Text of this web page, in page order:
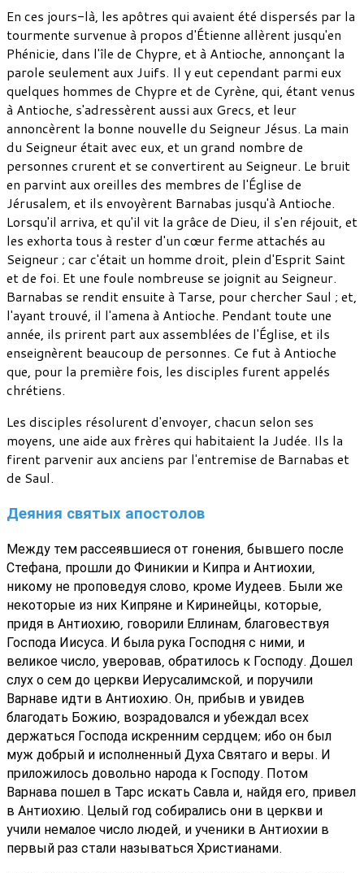
En ces jours-là, les apôtres qui avaient été dispersés par la
tourmente survenue à propos d'Étienne allèrent jusqu'en
Phénicie, dans l'île de Chypre, et à Antioche, annonçant la
parole seulement aux Juifs. Il y eut cependant parmi eux
quelques hommes de Chypre et de Cyrène, qui, étant venus
à Antioche, s'adressèrent aussi aux Grecs, et leur
annoncèrent la bonne nouvelle du Seigneur Jésus. La main
du Seigneur était avec eux, et un grand nombre de
personnes crurent et se convertirent au Seigneur. Le bruit
en parvint aux oreilles des membres de l'Église de
Jérusalem, et ils envoyèrent Barnabas jusqu'à Antioche.
Lorsqu'il arriva, et qu'il vit la grâce de Dieu, il s'en réjouit, et
les exhorta tous à rester d'un cœur ferme attachés au
Seigneur ; car c'était un homme droit, plein d'Esprit Saint
et de foi. Et une foule nombreuse se joignit au Seigneur.
Barnabas se rendit ensuite à Tarse, pour chercher Saul ; et,
l'ayant trouvé, il l'amena à Antioche. Pendant toute une
année, ils prirent part aux assemblées de l'Église, et ils
enseignèrent beaucoup de personnes. Ce fut à Antioche
que, pour la première fois, les disciples furent appelés
chrétiens.
Les disciples résolurent d'envoyer, chacun selon ses
moyens, une aide aux frères qui habitaient la Judée. Ils la
firent parvenir aux anciens par l'entremise de Barnabas et
de Saul.
Деяния святых апостолов
Между тем рассеявшиеся от гонения, бывшего после
Стефана, прошли до Финикии и Кипра и Антиохии,
никому не проповедуя слово, кроме Иудеев. Были же
некоторые из них Кипряне и Киринейцы, которые,
придя в Антиохию, говорили Еллинам, благовествуя
Господа Иисуса. И была рука Господня с ними, и
великое число, уверовав, обратилось к Господу. Дошел
слух о сем до церкви Иерусалимской, и поручили
Варнаве идти в Антиохию. Он, прибыв и увидев
благодать Божию, возрадовался и убеждал всех
держаться Господа искренним сердцем; ибо он был
муж добрый и исполненный Духа Святаго и веры. И
приложилось довольно народа к Господу. Потом
Варнава пошел в Тарс искать Савла и, найдя его, привел
в Антиохию. Целый год собирались они в церкви и
учили немалое число людей, и ученики в Антиохии в
первый раз стали называться Христианами.